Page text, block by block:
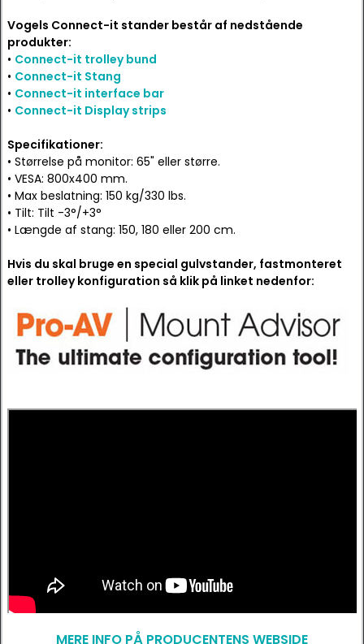
Vogels Connect-it stander består af nedstående
produkter:
• Connect-it trolley bund
• Connect-it Stang
• Connect-it interface bar
• Connect-it Display strips
Specifikationer:
• Størrelse på monitor: 65" eller større.
• VESA: 800x400 mm.
• Max beslatning: 150 kg/330 lbs.
• Tilt: Tilt -3°/+3°
• Længde af stang: 150, 180 eller 200 cm.
Hvis du skal bruge en special gulvstander, fastmonteret
eller trolley konfiguration så klik på linket nedenfor:
MERE INFO PÅ PRODUCENTENS WEBSIDE